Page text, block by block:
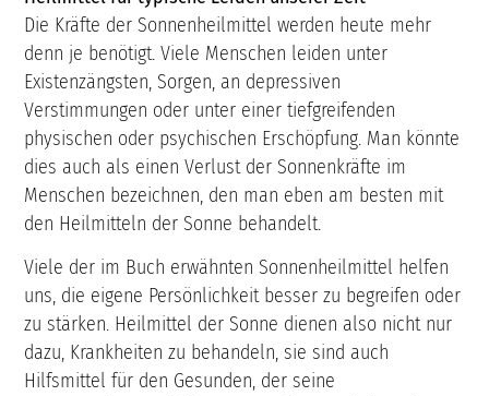
Die Kräfte der Sonnenheilmittel werden heute mehr
denn je benötigt. Viele Menschen leiden unter
Existenzängsten, Sorgen, an depressiven
Verstimmungen oder unter einer tiefgreifenden
physischen oder psychischen Erschöpfung. Man könnte
dies auch als einen Verlust der Sonnenkräfte im
Menschen bezeichnen, den man eben am besten mit
den Heilmitteln der Sonne behandelt.
Viele der im Buch erwähnten Sonnenheilmittel helfen
uns, die eigene Persönlichkeit besser zu begreifen oder
zu stärken. Heilmittel der Sonne dienen also nicht nur
dazu, Krankheiten zu behandeln, sie sind auch
Hilfsmittel für den Gesunden, der seine